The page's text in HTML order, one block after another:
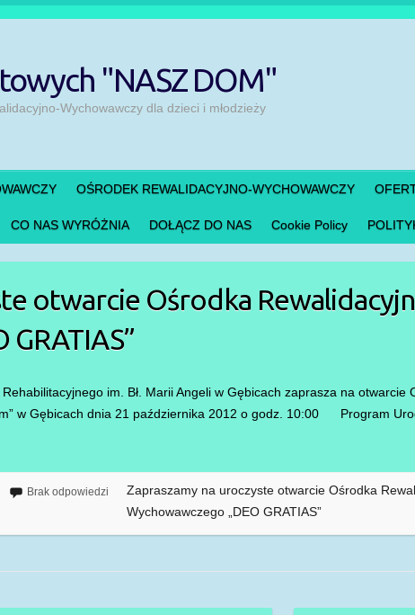
"NASZ DOM"
Wychowawczy dla dzieci i młodzieży
OŚRODEK REWALIDACYJNO-WYCHOWAWCZY
CO NAS WYRÓŻNIA DOŁĄCZ DO NAS Cookie Policy
otwarcie Ośrodka
im. Bł. Marii Angeli w Gębicach zaprasza na otwarcie
w Gębicach dnia 21 października 2012 o godz. 10:00 Program
Brak odpowiedzi
Zapraszamy na uroczyste otwarcie Ośrodka
Wychowawczego „DEO GRATIAS”